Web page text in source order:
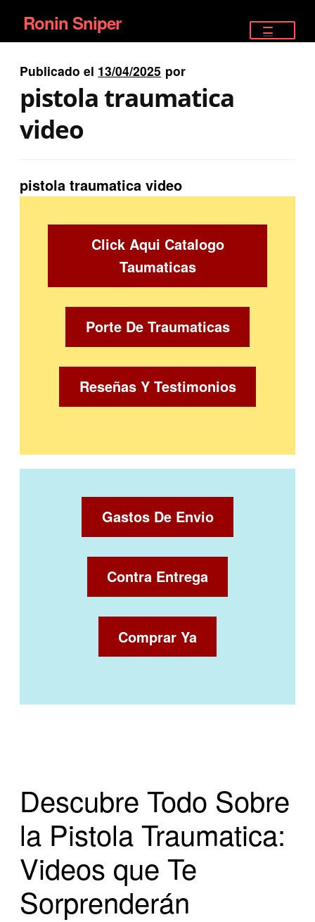
Ir
a
la
navegación
Ir
al
contenido
Ronin Sniper
EQUIPAMIENTO ÉLITE
PISTOLAS
SATELITALES
Publicado el 13/04/2025 por
pistola traumatica
video
pistola traumatica video
Click Aqui Catalogo
Taumaticas
Porte De Traumaticas
Reseñas Y Testimonios
Gastos De Envio
Contra Entrega
Comprar Ya
Descubre Todo Sobre
la Pistola Traumatica:
Videos que Te
Sorprenderán